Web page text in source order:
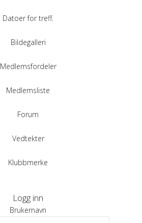
Datoer for treff.
Bildegalleri
Medlemsfordeler
Medlemsliste
Forum
Vedtekter
Klubbmerke
Logg inn
Brukernavn